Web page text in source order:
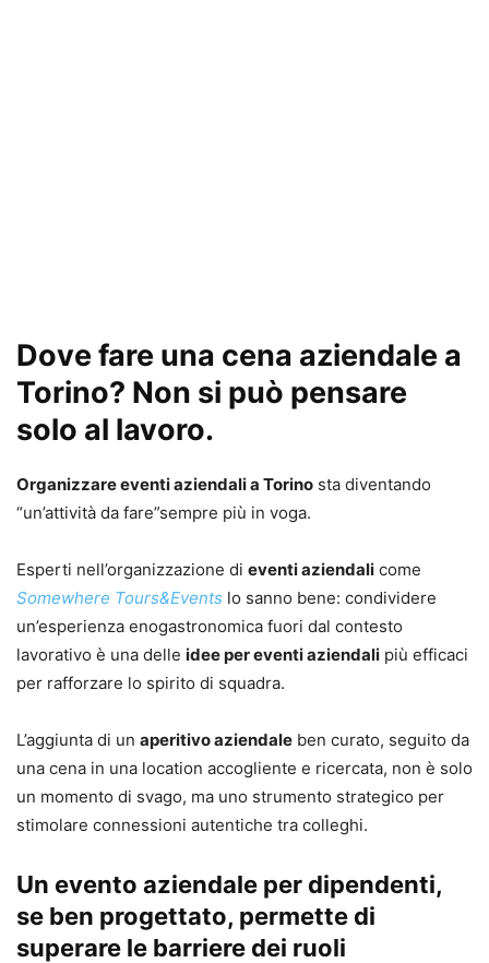
Dove fare una cena aziendale a
Torino? Non si può pensare
solo al lavoro.
Organizzare eventi aziendali a Torino sta diventando
“un’attività da fare”sempre più in voga.
Esperti nell’organizzazione di eventi aziendali come
Somewhere Tours&Events lo sanno bene: condividere
un’esperienza enogastronomica fuori dal contesto
lavorativo è una delle idee per eventi aziendali più efficaci
per rafforzare lo spirito di squadra.
L’aggiunta di un aperitivo aziendale ben curato, seguito da
una cena in una location accogliente e ricercata, non è solo
un momento di svago, ma uno strumento strategico per
stimolare connessioni autentiche tra colleghi.
Un evento aziendale per dipendenti,
se ben progettato, permette di
superare le barriere dei ruoli